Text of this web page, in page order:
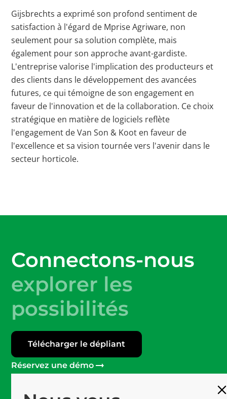
Gijsbrechts a exprimé son profond sentiment de
satisfaction à l'égard de Mprise Agriware, non
seulement pour sa solution complète, mais
également pour son approche avant-gardiste.
L'entreprise valorise l'implication des producteurs et
des clients dans le développement des avancées
futures, ce qui témoigne de son engagement en
faveur de l'innovation et de la collaboration. Ce choix
stratégique en matière de logiciels reflète
l'engagement de Van Son & Koot en faveur de
l'excellence et sa vision tournée vers l'avenir dans le
secteur horticole.
Connectons-nous
explorer les
possibilités
Télécharger le dépliant
Réservez une démo
Plus de 120